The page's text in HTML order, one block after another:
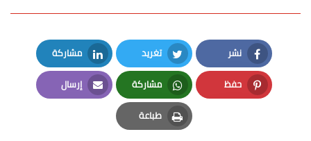
نشر
Facebook
تغريد
Twitter
مشاركة
LinkedIn
حفظ
Pinterest
مشاركة
Whatsapp
إرسال
Email
طباعة
Print